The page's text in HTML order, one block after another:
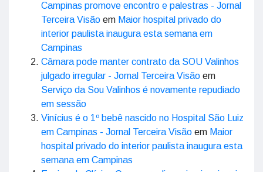
Campinas promove encontro e palestras - Jornal
Terceira Visão em Maior hospital privado do
interior paulista inaugura esta semana em
Campinas
Câmara pode manter contrato da SOU Valinhos
julgado irregular - Jornal Terceira Visão em
Serviço da Sou Valinhos é novamente repudiado
em sessão
Vinícius é o 1º bebê nascido no Hospital São Luiz
em Campinas - Jornal Terceira Visão em Maior
hospital privado do interior paulista inaugura esta
semana em Campinas